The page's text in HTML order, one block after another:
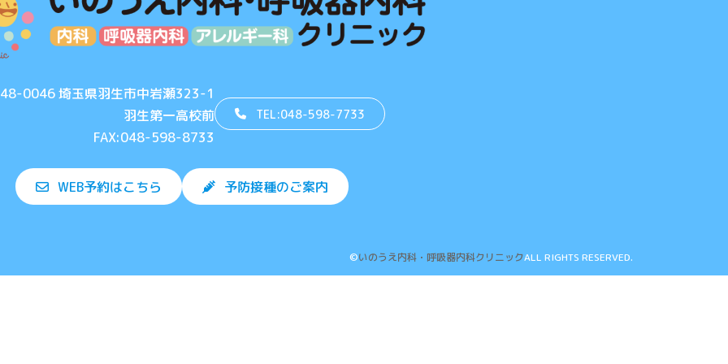
0046 埼玉県羽生市中岩瀬323-1
羽生第一高校前
FAX:048-598-8733
TEL:048-598-7733
WEB予約はこちら 予防接種のご案内
©いのうえ内科・呼吸器内科クリニックALL RIGHTS RESERVED.